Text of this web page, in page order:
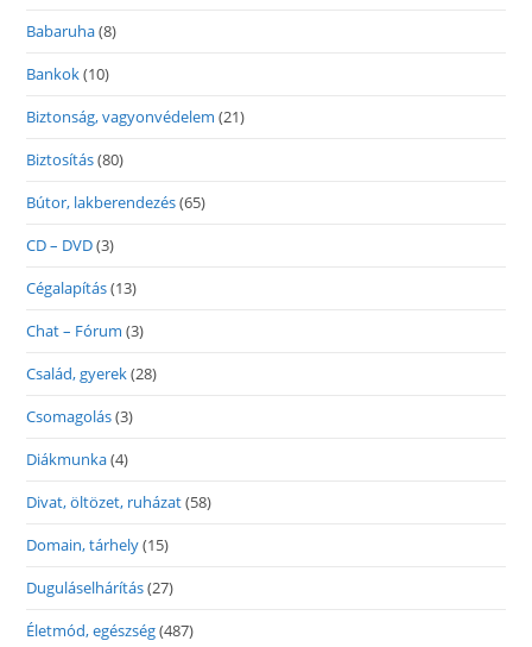
Babaruha(8)
Bankok(10)
Biztonság, vagyonvédelem (21)
Biztosítás(80)
Bútor, lakberendezés(65)
CD – DVD(3)
Cégalapítás(13)
Chat – Fórum (3)
Család, gyerek(28)
Csomagolás(3)
Diákmunka(4)
Divat, öltözet, ruházat(58)
Domain, tárhely(15)
Duguláselhárítás(27)
Életmód, egészség(487)